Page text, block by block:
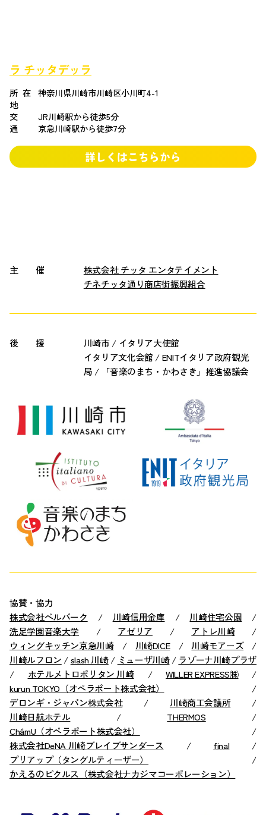
ラ チッタデッラ
所在
地
神奈川県川崎市川崎区小川町4-1
交
通
JR川崎駅から徒歩5分
京急川崎駅から徒歩7分
詳しくはこちらから
主 催
株式会社 チッタ エンタテイメント
チネチッタ通り商店街振興組合
後 援
川崎市 / イタリア大使館
イタリア文化会館 / ENITイタリア政府観光
局 / 「音楽のまち・かわさき」推進協議会
協賛・協力
株式会社ベルパーク / 川崎信用金庫 / 川崎住宅公園 /
洗足学園音楽大学 / アゼリア / アトレ川崎/
ウィングキッチン京急川崎/ 川崎DICE/ 川崎モアーズ/
川崎ルフロン /slash 川崎/ ミューザ川崎/ ラゾーナ川崎プラザ
/ ホテルメトロポリタン 川崎/WILLER EXPRESS㈱/
kurun TOKYO（オペラポート株式会社）
/
デロンギ・ジャパン株式会社/ 川崎商工会議所/
川崎日航ホテル / THERMOS /
ChámU（オペラポート株式会社）
/
株式会社DeNA 川崎ブレイブサンダース / final /
プリアップ（タングルティーザー）
/
かえるのピクルス（株式会社ナカジマコーポレーション）